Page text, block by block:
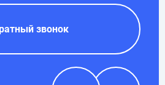
звонок